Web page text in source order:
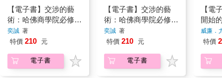
【電子書】交涉的藝
術：哈佛商學院必修的
談判課
奕誠 著
特價 210 元
電子書
【電子書】交涉的藝
術：哈佛商學院必修的
談判課（暢銷修訂版）
奕誠 著
特價 210 元
電子書
【電
開始
判經
威廉．
特價